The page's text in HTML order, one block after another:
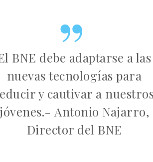
BNE debe adaptarse a las
nuevas tecnologías para
y cautivar a
jóvenes.- Antonio Najarro,
Director del BNE